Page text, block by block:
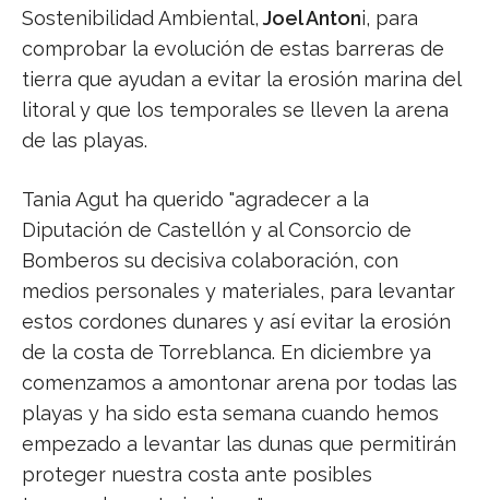
Sostenibilidad Ambiental, Joel Antoni, para
comprobar la evolución de estas barreras de
tierra que ayudan a evitar la erosión marina del
litoral y que los temporales se lleven la arena
de las playas.
Tania Agut ha querido "agradecer a la
Diputación de Castellón y al Consorcio de
Bomberos su decisiva colaboración, con
medios personales y materiales, para levantar
estos cordones dunares y así evitar la erosión
de la costa de Torreblanca. En diciembre ya
comenzamos a amontonar arena por todas las
playas y ha sido esta semana cuando hemos
empezado a levantar las dunas que permitirán
proteger nuestra costa ante posibles